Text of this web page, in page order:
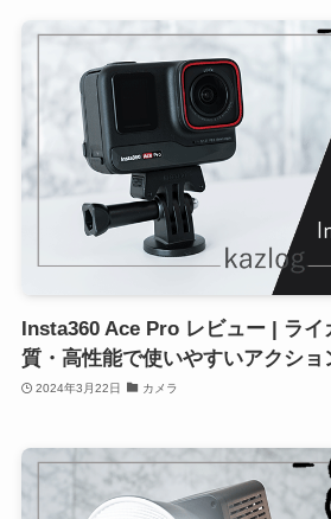
Insta360 Ace Pro レビュー | ラ
質・高性能で使いやすいアクショ
2024年3月22日 カメラ